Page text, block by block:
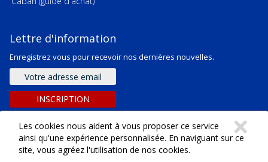
Lettre d'information
Enregistrez vous pour recevoir nos dernières nouvelles.
Adresse
e-
mail
INSCRIPTION
Copyright ©2026 SARL Emeraude
×
Les cookies nous aident à vous proposer ce service
ainsi qu'une expérience personnalisée. En naviguant sur ce
site, vous agréez l'utilisation de nos cookies.